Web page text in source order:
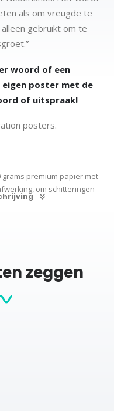
als om vreugde te
gebruikt om te
woord of een
eigen poster met de
of uitspraak!
posters.
premium papier met
om schitteringen
zeggen